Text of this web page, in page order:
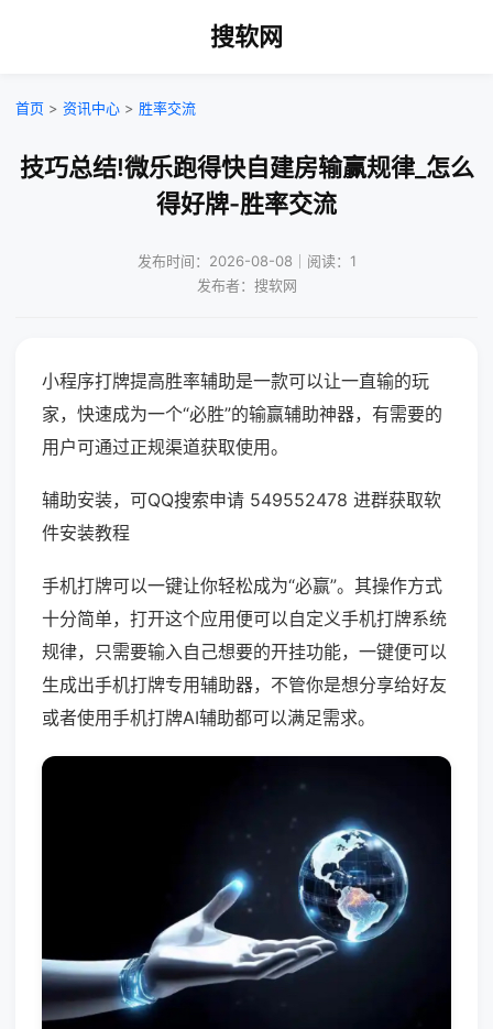
搜软网
首页 > 资讯中心 > 胜率交流
技巧总结!微乐跑得快自建房输赢规律_怎么
得好牌-胜率交流
发布时间：2026-08-08｜阅读：1
发布者：搜软网
小程序打牌提高胜率辅助是一款可以让一直输的玩
家，快速成为一个“必胜”的输赢辅助神器，有需要的
用户可通过正规渠道获取使用。
辅助安装，可QQ搜索申请 549552478 进群获取软
件安装教程
手机打牌可以一键让你轻松成为“必赢”。其操作方式
十分简单，打开这个应用便可以自定义手机打牌系统
规律，只需要输入自己想要的开挂功能，一键便可以
生成出手机打牌专用辅助器，不管你是想分享给好友
或者使用手机打牌AI辅助都可以满足需求。